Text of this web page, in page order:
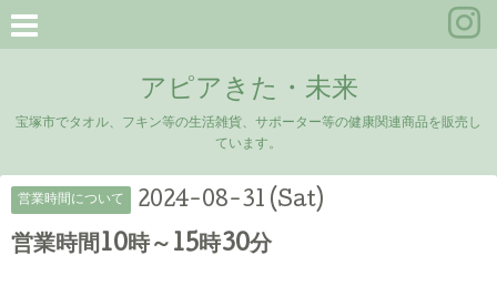
アピアきた・未来
宝塚市でタオル、フキン等の生活雑貨、サポーター等の健康関連商品を販売し
ています。
営業時間について 2024-08-31 (Sat)
営業時間10時～15時30分